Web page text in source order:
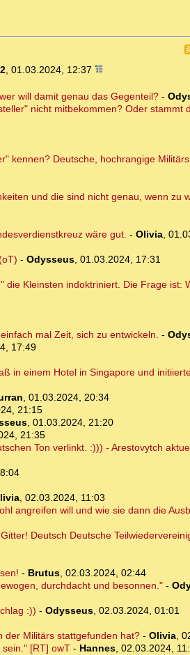
, 01.03.2024, 12:37
will damit genau das Gegenteil?-
nicht mitbekommen? Oder stammt
kennen? Deutsche, hochrangige
und die sind nicht genau, wenn zu
wäre gut. - Olivia,
- Odysseus, 01.03.2024, 17:31
Kleinsten indoktriniert. Die Frage ist:
mal Zeit, sich zu entwickeln. -
17:49
in einem Hotel in Singapore und
, 01.03.2024, 20:34
21:15
, 01.03.2024, 21:20
21:35
Ton verlinkt. :))) - Arestovytch
, 02.03.2024, 11:03
angreifen will und wie sie dann die
Deutsch Deutsche
- Brutus, 02.03.2024, 02:44
durchdacht und besonnen."-
:)) - Odysseus, 02.03.2024, 01:01
der Militärs stattgefunden hat?- Olivia,
[RT] owT- Hannes, 02.03.2024,